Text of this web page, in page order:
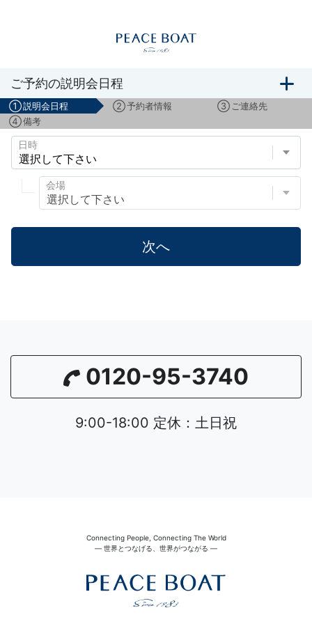
船旅説明会のご予約
ご予約の説明会日程
①説明会日程 ②予約者情報 ③ ご連絡先
④備考
日時
会場
次へ
0120-95-3740
9:00-18:00 定休：土日祝
Connecting People, Connecting The World
― 世界とつなげる、世界がつながる ―